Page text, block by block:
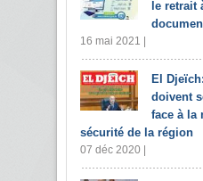
le retrait
16 mai 2021 |
El
doivent
face à la
sécurité de la région
07 déc 2020 |